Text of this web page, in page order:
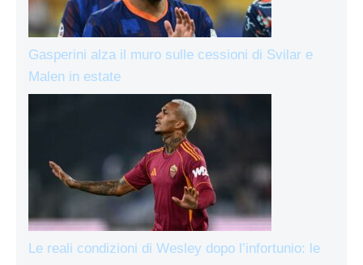
Gasperini alza il muro sulle cessioni di Svilar e
Malen in estate
Le reali condizioni di Wesley dopo l’infortunio: le